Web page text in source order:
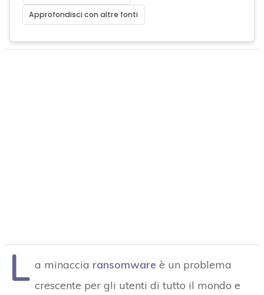
Approfondisci con altre fonti
L a minaccia ransomware è un problema
crescente per gli utenti di tutto il mondo e